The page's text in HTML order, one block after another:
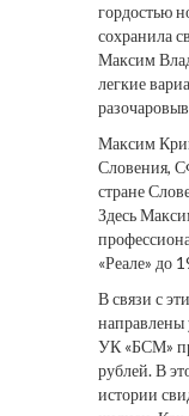
гордостью
сохранила
Максим
легкие
Максим
Словения,
стране
Здесь
«Реале» до
В связи с
направлены
УК «БСМ»
рублей. В
истории